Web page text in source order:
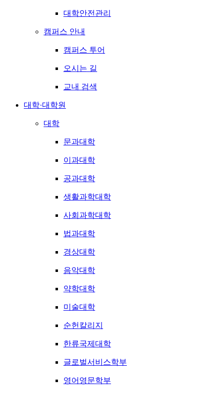
대학안전관리
캠퍼스 안내
캠퍼스 투어
오시는 길
교내 검색
대학·대학원
대학
문과대학
이과대학
공과대학
생활과학대학
사회과학대학
법과대학
경상대학
음악대학
약학대학
미술대학
순헌칼리지
한류국제대학
글로벌서비스학부
영어영문학부